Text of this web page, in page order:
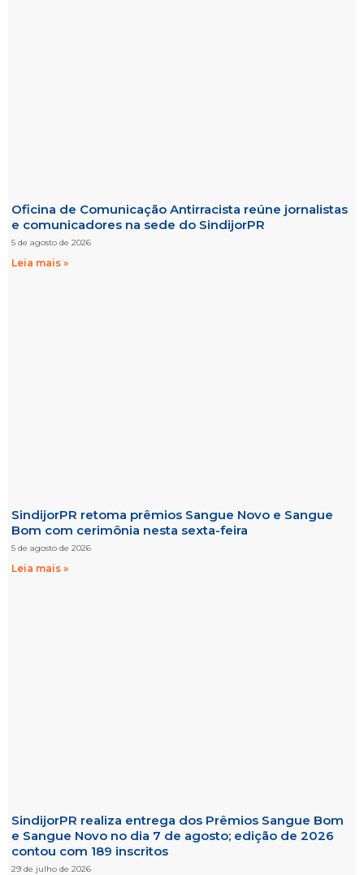
Oficina de Comunicação Antirracista reúne jornalistas
e comunicadores na sede do SindijorPR
5 de agosto de 2026
Leia mais »
SindijorPR retoma prêmios Sangue Novo e Sangue
Bom com cerimônia nesta sexta-feira
5 de agosto de 2026
Leia mais »
SindijorPR realiza entrega dos Prêmios Sangue Bom
e Sangue Novo no dia 7 de agosto; edição de 2026
contou com 189 inscritos
29 de julho de 2026